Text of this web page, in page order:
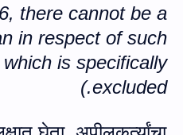
6, there cannot be a
in respect of such
is specifically
excluded.
)